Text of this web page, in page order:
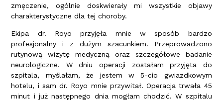
zmęczenie, ogólnie doskwierały mi wszystkie objawy
charakterystyczne dla tej choroby.
Ekipa dr. Royo przyjęła mnie w sposób bardzo
profesjonalny i z dużym szacunkiem. Przeprowadzono
rutynową wizytę medyczną oraz szczegółowe badanie
neurologiczne. W dniu operacji zostałam przyjęta do
szpitala, myślałam, że jestem w 5-cio gwiazdkowym
hotelu, i sam dr. Royo mnie przywitał. Operacja trwała 45
minut i już następnego dnia mogłam chodzić. W szpitalu